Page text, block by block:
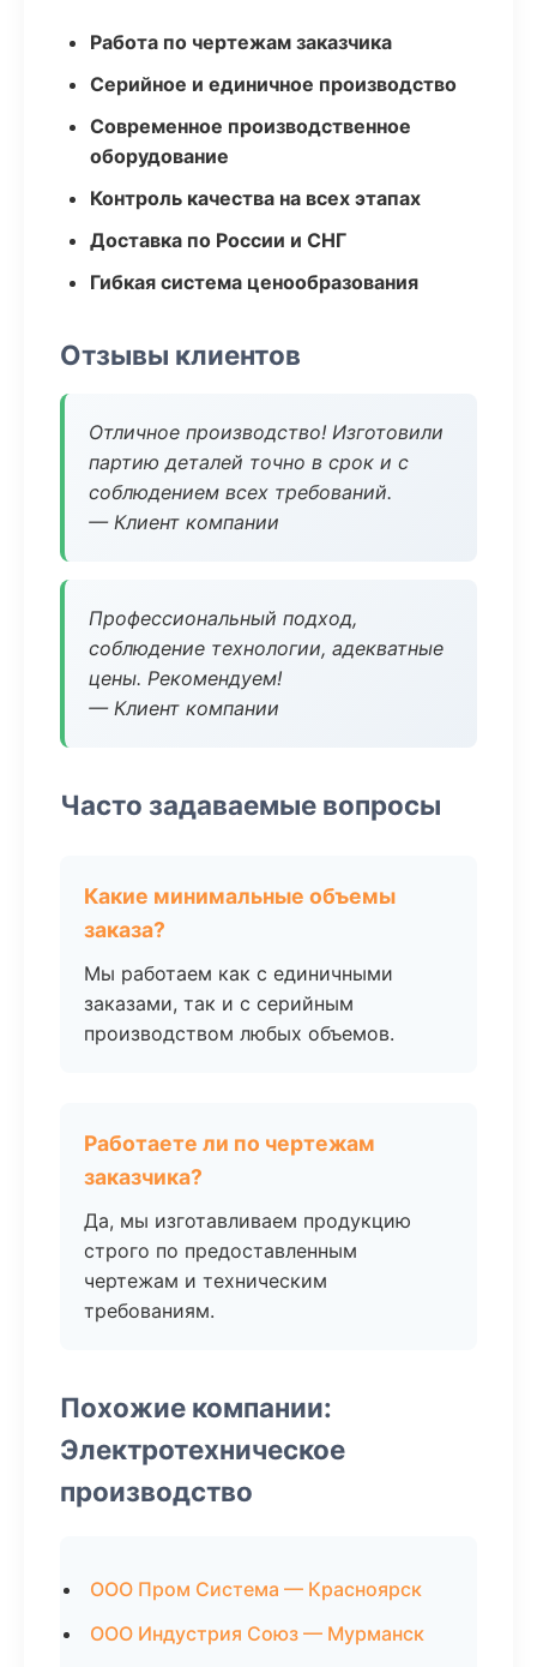
Работа по чертежам заказчика
Серийное и единичное производство
Современное производственное
оборудование
Контроль качества на всех этапах
Доставка по России и СНГ
Гибкая система ценообразования
Отзывы клиентов
Отличное производство! Изготовили
партию деталей точно в срок и с
соблюдением всех требований.
— Клиент компании
Профессиональный подход,
соблюдение технологии, адекватные
цены. Рекомендуем!
— Клиент компании
Часто задаваемые вопросы
Какие минимальные объемы
заказа?
Мы работаем как с единичными
заказами, так и с серийным
производством любых объемов.
Работаете ли по чертежам
заказчика?
Да, мы изготавливаем продукцию
строго по предоставленным
чертежам и техническим
требованиям.
Похожие компании:
Электротехническое
производство
ООО Пром Система — Красноярск
ООО Индустрия Союз — Мурманск